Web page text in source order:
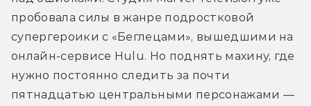
пробовала силы в жанре подростковой
супергероики с «Беглецами», вышедшими на
онлайн-сервисе Hulu. Но поднять махину, где
нужно постоянно следить за почти
пятнадцатью центральными персонажами —